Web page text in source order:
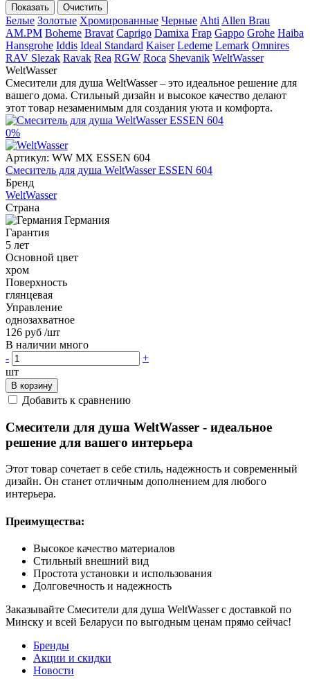
Показать Очистить
Белые Золотые Хромированные Черные Ahti Allen Brau
AM.PM Boheme Bravat Caprigo Damixa Frap Gappo Grohe Haiba
Hansgrohe Iddis Ideal Standard Kaiser Ledeme Lemark Omnires
RAV Slezak Ravak Rea RGW Roca Shevanik WeltWasser
WeltWasser
Смесители для душа WeltWasser – это идеальное решение для
вашего дома. Стильный дизайн и высокое качество делают
этот товар незаменимым для создания уюта и комфорта.
0%
Артикул: WW MX ESSEN 604
Смеситель для душа WeltWasser ESSEN 604
Бренд
WeltWasser
Страна
Германия
Гарантия
5 лет
Основной цвет
хром
Поверхность
глянцевая
Управление
однозахватное
126 руб /шт
В наличии много
-
+
шт
В корзину
Добавить к сравнению
Смесители для душа WeltWasser - идеальное
решение для вашего интерьера
Этот товар сочетает в себе стиль, надежность и современный
дизайн. Он станет отличным дополнением для любого
интерьера.
Преимущества:
Высокое качество материалов
Стильный внешний вид
Простота установки и использования
Долговечность и надежность
Заказывайте Смесители для душа WeltWasser с доставкой по
Минску и всей Беларуси по выгодным ценам прямо сейчас!
Бренды
Акции и скидки
Новости